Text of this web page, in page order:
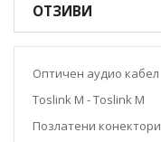
ОТЗИВИ
Оптичен аудио кабел
Toslink M - Toslink M
Позлатени конектори